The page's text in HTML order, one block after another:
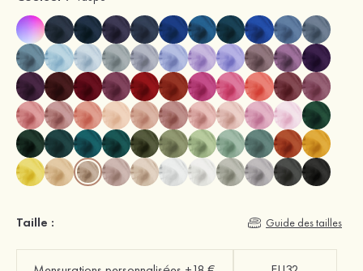
Taille : Guide des tailles